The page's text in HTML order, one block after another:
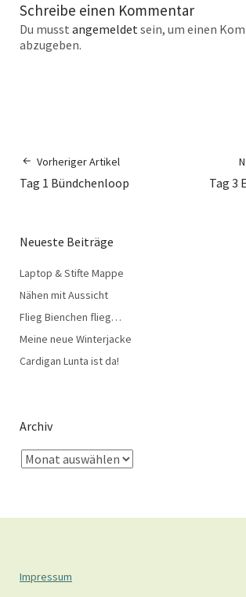
Schreibe einen Kommentar
Du musst angemeldetsein, um einen
abzugeben.
Vorheriger Artikel
Tag 1 Bündchenloop Tag 3
Neueste Beiträge
Laptop & Stifte Mappe
Nähen mit Aussicht
Flieg Bienchen flieg…
Meine neue Winterjacke
Cardigan Lunta ist da!
Archiv
Impressum